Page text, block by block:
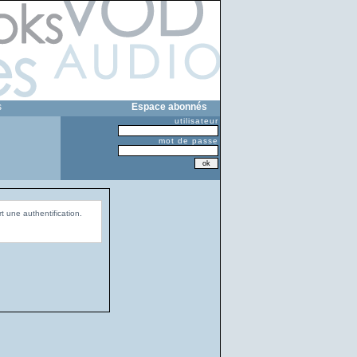
Espace abonnés
utilisateur
mot de passe
une authentification.